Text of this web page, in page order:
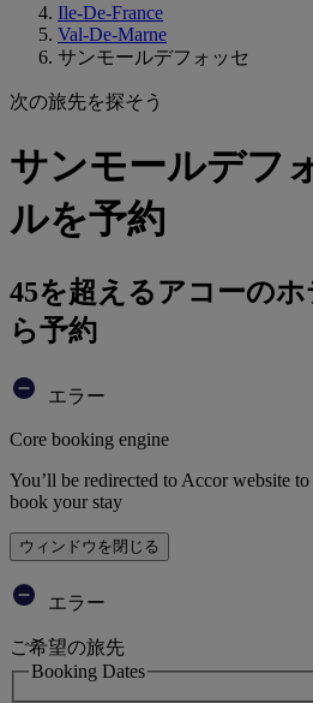
Ile-De-France
Val-De-Marne
サンモールデフォッセ
次の旅先を探そう
サンモールデフ
ルを予約
45を超えるアコーの
ら予約
エラー
Core booking engine
You’ll be redirected to Accor website
book your stay
ウィンドウを閉じる
エラー
ご希望の旅先
Booking Dates